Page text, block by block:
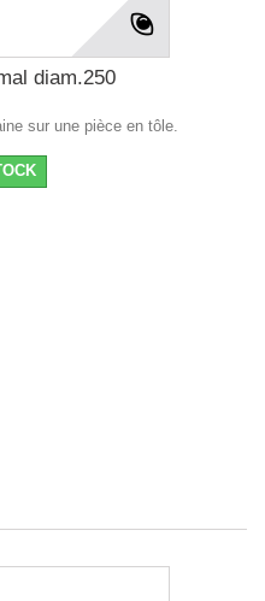
diam.250
sur une pièce en tôle.